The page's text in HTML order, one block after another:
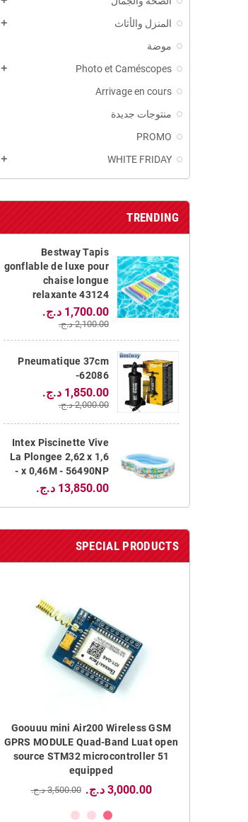
المنزل والأثاث add
موضة
Photo et Caméscopes
add
Arrivage en cours
منتوجات جديدة
PROMO
WHITE FRIDAY
add
TRENDING
Bestway Tapis
gonflable de luxe pour
chaise longue
relaxante 43124
1,700.00 د.ج.‏
2,100.00 د.ج.‏
Pneumatique 37cm
-62086
1,850.00 د.ج.‏
2,000.00 د.ج.‏
Intex Piscinette Vive
La Plongee 2,62 x 1,6
x 0,46M - 56490NP -
13,850.00 د.ج.‏
SPECIAL PRODUCTS
Goouuu mini Air200 Wireless GSM
GPRS MODULE Quad-Band Luat open
source STM32 microcontroller 51
equipped
3,000.00 د.ج.‏ 3,500.00 د.ج.‏